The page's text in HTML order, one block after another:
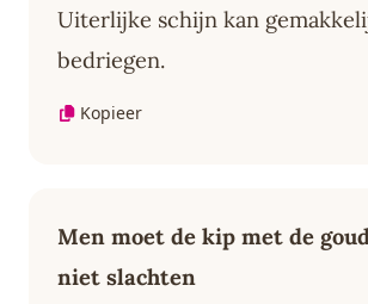
Uiterlijke schijn kan
bedriegen.
Kopieer
Men moet de kip met de
niet slachten